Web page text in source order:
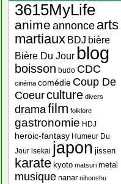
3615MyLife
anime annonce arts
martiaux BDJ bière
Bière Du Jour blog
boisson budo CDC
cinéma comédie Coup De
Coeurculture divers
dramafilm folklore
gastronomie HDJ
heroic-fantasy Humeur Du
Jour isekai japon jissen
karate kyoto matsuri metal
musique nanar nihonshu